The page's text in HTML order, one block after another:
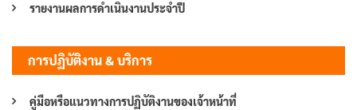
รายงานผลการดำเนินงานประจำปี
การปฏิบัติงาน & บริการ
คู่มือหรือแนวทางการปฏิบัติงานของเจ้าหน้าที่